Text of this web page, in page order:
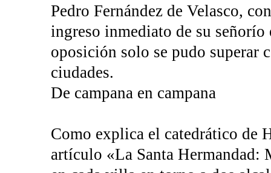
Pedro Fernández de Velasco,
ingreso inmediato de su
oposición solo se pudo superar
ciudades.
De campana en campana
Como explica el catedrático de
artículo «La Santa Hermandad: